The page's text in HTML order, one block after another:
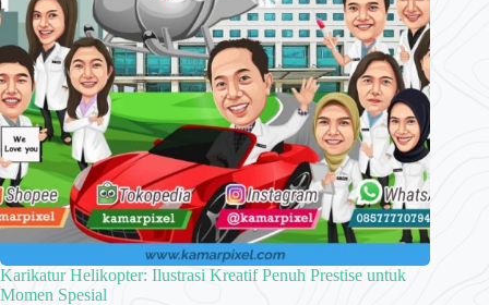
Karikatur Helikopter: Ilustrasi Kreatif Penuh Prestise untuk
Momen Spesial